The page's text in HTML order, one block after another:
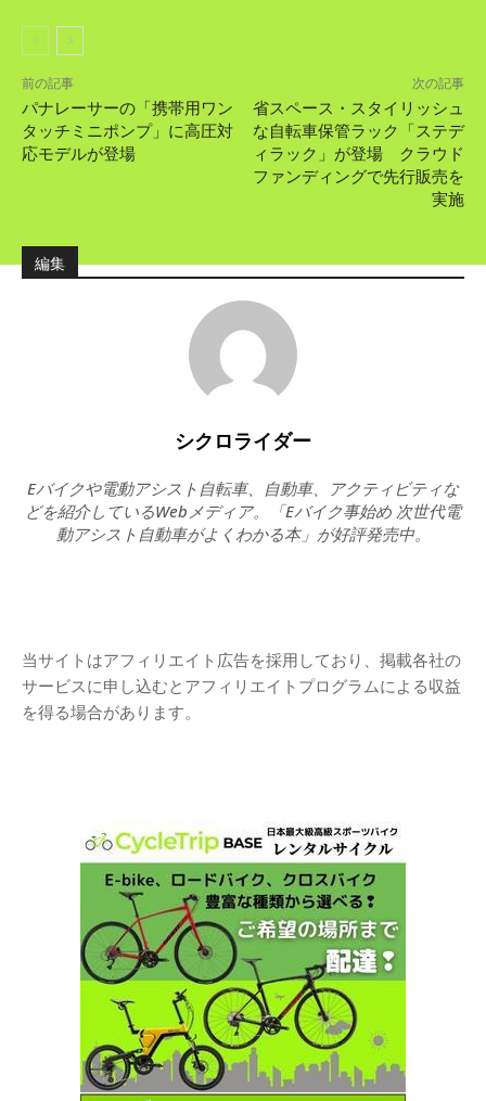
前の記事
パナレーサーの「携帯用ワン
タッチミニポンプ」に高圧対
応モデルが登場
次の記事
省スペース・スタイリッシュ
な自転車保管ラック「ステデ
ィラック」が登場 クラウド
ファンディングで先行販売を
実施
編集
シクロライダー
Eバイクや電動アシスト自転車、自動車、アクティビティな
どを紹介しているWebメディア。「Eバイク事始め 次世代電
動アシスト自動車がよくわかる本」が好評発売中。
当サイトはアフィリエイト広告を採用しており、掲載各社の
サービスに申し込むとアフィリエイトプログラムによる収益
を得る場合があります。